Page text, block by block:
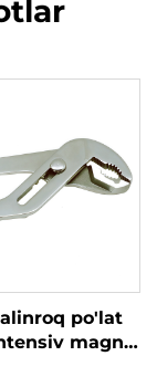
po'lat
magnit